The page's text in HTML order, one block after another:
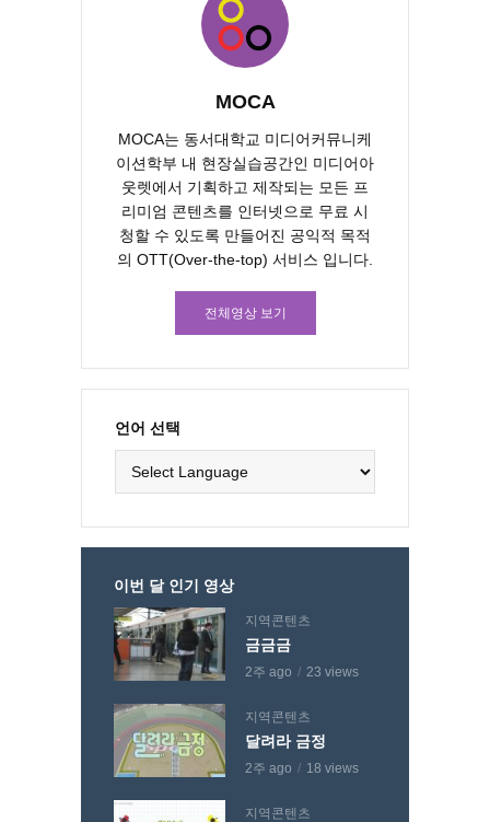
MOCA
MOCA는 동서대학교 미디어커뮤니케
이션학부 내 현장실습공간인 미디어아
웃렛에서 기획하고 제작되는 모든 프
리미엄 콘텐츠를 인터넷으로 무료 시
청할 수 있도록 만들어진 공익적 목적
의 OTT(Over-the-top) 서비스 입니다.
전체영상 보기
언어 선택
이번 달 인기 영상
지역콘텐츠
금금금
2주 ago 23 views
지역콘텐츠
달려라 금정
2주 ago 18 views
지역콘텐츠